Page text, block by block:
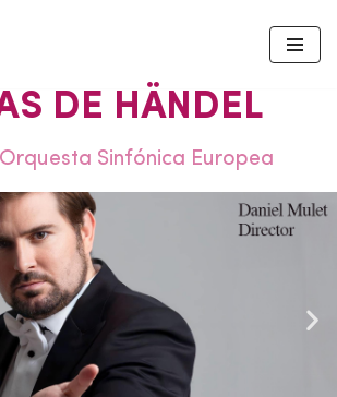
DE HÄNDEL
Sinfónica Europea